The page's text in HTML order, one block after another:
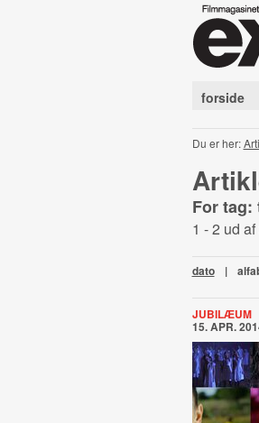
forside
Du er her:
For
1 - 2 ud af
dato |
JUBILÆUM
15. APR.